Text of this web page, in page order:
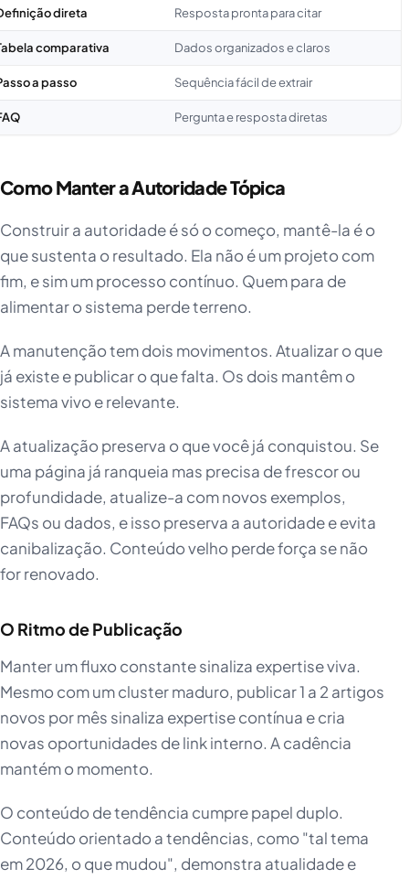
direta Resposta pronta para citar
comparativa Dados organizados e claros
a passo Sequência fácil de extrair
Pergunta e resposta diretas
Como Manter a Autoridade Tópica
Construir a autoridade é só o começo, mantê-la é o
que sustenta o resultado. Ela não é um projeto com
fim, e sim um processo contínuo. Quem para de
alimentar o sistema perde terreno.
A manutenção tem dois movimentos. Atualizar o que
já existe e publicar o que falta. Os dois mantêm o
sistema vivo e relevante.
A atualização preserva o que você já conquistou. Se
uma página já ranqueia mas precisa de frescor ou
profundidade, atualize-a com novos exemplos,
FAQs ou dados, e isso preserva a autoridade e evita
canibalização. Conteúdo velho perde força se não
for renovado.
O Ritmo de Publicação
Manter um fluxo constante sinaliza expertise viva.
Mesmo com um cluster maduro, publicar 1 a 2 artigos
novos por mês sinaliza expertise contínua e cria
novas oportunidades de link interno. A cadência
mantém o momento.
O conteúdo de tendência cumpre papel duplo.
Conteúdo orientado a tendências, como "tal tema
em 2026, o que mudou", demonstra atualidade e